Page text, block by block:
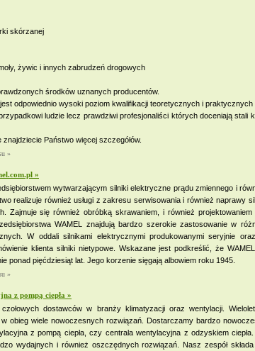
skórzanej
żywic i innych zabrudzeń drogowych
środków uznanych producentów.
odpowiednio wysoki poziom kwalifikacji teoretycznych i
ludzie lecz prawdziwi profesjonaliści których doceniają stali
Państwo więcej szczegółów.
»
»
wytwarzającym silniki elektryczne prądu zmiennego i
realizuje również usługi z zakresu serwisowania i również naprawy
Zajmuje się również obróbką skrawaniem, i również
WAMEL znajdują bardzo szerokie zastosowanie w
W oddali silnikami elektrycznymi produkowanymi seryjnie
klienta silniki nietypowe. Wskazane jest podkreślić, że
ponad pięćdziesiąt lat. Jego korzenie sięgają albowiem roku 1945.
»
z pompą ciepła »
dostawców w branży klimatyzacji oraz wentylacji.
obieg wiele nowoczesnych rozwiązań. Dostarczamy bardzo
z pompą ciepła, czy centrala wentylacyjna z odzyskiem
wydajnych i również oszczędnych rozwiązań. Nasz zespół